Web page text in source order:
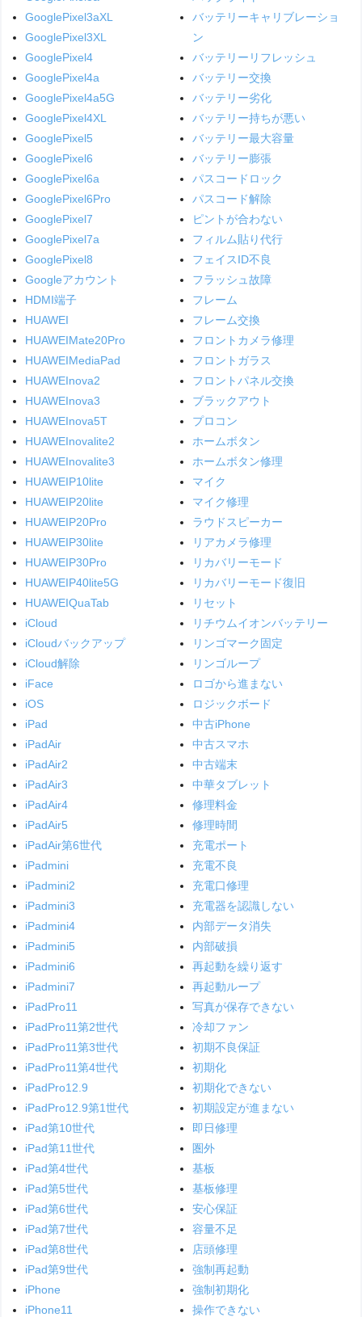
GooglePixel3aXL
GooglePixel3XL
GooglePixel4
GooglePixel4a
GooglePixel4a5G
GooglePixel4XL
GooglePixel5
GooglePixel6
GooglePixel6a
GooglePixel6Pro
GooglePixel7
GooglePixel7a
GooglePixel8
Googleアカウント
HDMI端子
HUAWEI
HUAWEIMate20Pro
HUAWEIMediaPad
HUAWEInova2
HUAWEInova3
HUAWEInova5T
HUAWEInovalite2
HUAWEInovalite3
HUAWEIP10lite
HUAWEIP20lite
HUAWEIP20Pro
HUAWEIP30lite
HUAWEIP30Pro
HUAWEIP40lite5G
HUAWEIQuaTab
iCloud
iCloudバックアップ
iCloud解除
iFace
iOS
iPad
iPadAir
iPadAir2
iPadAir3
iPadAir4
iPadAir5
iPadAir第6世代
iPadmini
iPadmini2
iPadmini3
iPadmini4
iPadmini5
iPadmini6
iPadmini7
iPadPro11
iPadPro11第2世代
iPadPro11第3世代
iPadPro11第4世代
iPadPro12.9
iPadPro12.9第1世代
iPad第10世代
iPad第11世代
iPad第4世代
iPad第5世代
iPad第6世代
iPad第7世代
iPad第8世代
iPad第9世代
iPhone
iPhone11
バッテリーキャリブレーショ
ン
バッテリーリフレッシュ
バッテリー交換
バッテリー劣化
バッテリー持ちが悪い
バッテリー最大容量
バッテリー膨張
パスコードロック
パスコード解除
ピントが合わない
フィルム貼り代行
フェイスID不良
フラッシュ故障
フレーム
フレーム交換
フロントカメラ修理
フロントガラス
フロントパネル交換
ブラックアウト
プロコン
ホームボタン
ホームボタン修理
マイク
マイク修理
ラウドスピーカー
リアカメラ修理
リカバリーモード
リカバリーモード復旧
リセット
リチウムイオンバッテリー
リンゴマーク固定
リンゴループ
ロゴから進まない
ロジックボード
中古iPhone
中古スマホ
中古端末
中華タブレット
修理料金
修理時間
充電ポート
充電不良
充電口修理
充電器を認識しない
内部データ消失
内部破損
再起動を繰り返す
再起動ループ
写真が保存できない
冷却ファン
初期不良保証
初期化
初期化できない
初期設定が進まない
即日修理
圏外
基板
基板修理
安心保証
容量不足
店頭修理
強制再起動
強制初期化
操作できない